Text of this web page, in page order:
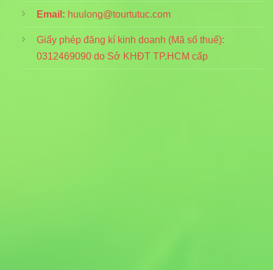
Email: huulong@tourtutuc.com
Giấy phép đăng kí kinh doanh (Mã số thuế):
0312469090 do Sở KHĐT TP.HCM cấp